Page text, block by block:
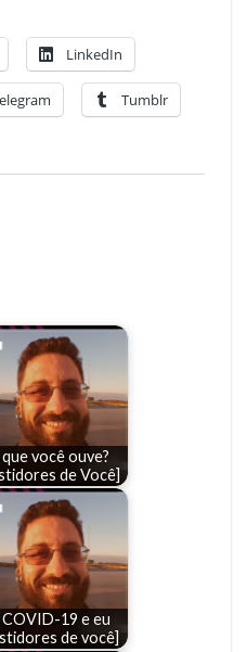
LinkedIn
Tumblr
você ouve?
de Você]
19 e eu
de você]